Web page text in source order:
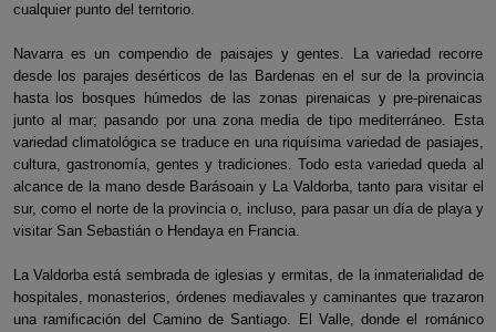
cualquier punto del territorio.
Navarra es un compendio de paisajes y gentes. La variedad recorre
desde los parajes desérticos de las Bardenas en el sur de la provincia
hasta los bosques húmedos de las zonas pirenaicas y pre-pirenaicas
junto al mar; pasando por una zona media de tipo mediterráneo. Esta
variedad climatológica se traduce en una riquísima variedad de pasiajes,
cultura, gastronomía, gentes y tradiciones. Todo esta variedad queda al
alcance de la mano desde Barásoain y La Valdorba, tanto para visitar el
sur, como el norte de la provincia o, incluso, para pasar un día de playa y
visitar San Sebastián o Hendaya en Francia.
La Valdorba está sembrada de iglesias y ermitas, de la inmaterialidad de
hospitales, monasterios, órdenes mediavales y caminantes que trazaron
una ramificación del Camino de Santiago. El Valle, donde el románico